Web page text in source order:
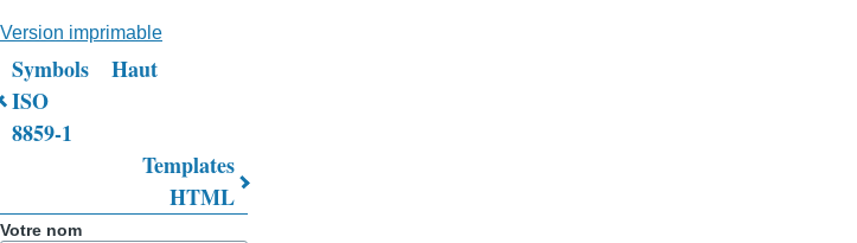
Version imprimable
Liens
transversaux
livre
Symbols
ISO
8859-1
Haut
Templates
HTML
Votre nom